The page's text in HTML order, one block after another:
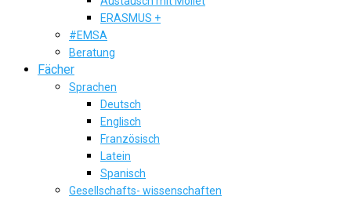
ERASMUS +
#EMSA
Beratung
Fächer
Sprachen
Deutsch
Englisch
Französisch
Latein
Spanisch
Gesellschafts- wissenschaften